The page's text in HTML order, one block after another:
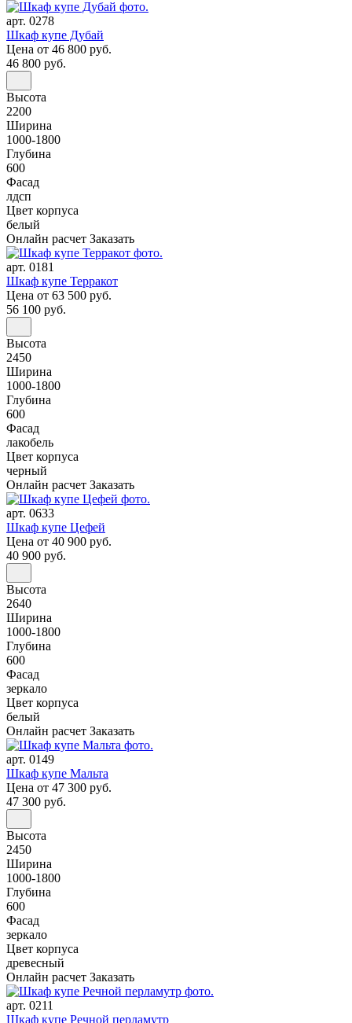
арт. 0278
Шкаф купе Дубай
Цена от 46 800 руб.
46 800 руб.
Высота
2200
Ширина
1000-1800
Глубина
600
Фасад
лдсп
Цвет корпуса
белый
Онлайн расчет Заказать
арт. 0181
Шкаф купе Терракот
Цена от 63 500 руб.
56 100 руб.
Высота
2450
Ширина
1000-1800
Глубина
600
Фасад
лакобель
Цвет корпуса
черный
Онлайн расчет Заказать
арт. 0633
Шкаф купе Цефей
Цена от 40 900 руб.
40 900 руб.
Высота
2640
Ширина
1000-1800
Глубина
600
Фасад
зеркало
Цвет корпуса
белый
Онлайн расчет Заказать
арт. 0149
Шкаф купе Мальта
Цена от 47 300 руб.
47 300 руб.
Высота
2450
Ширина
1000-1800
Глубина
600
Фасад
зеркало
Цвет корпуса
древесный
Онлайн расчет Заказать
арт. 0211
Шкаф купе Речной перламутр